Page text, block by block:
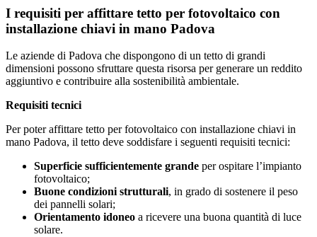
I requisiti per affittare tetto per fotovoltaico con
installazione chiavi in mano Padova
Le aziende di Padova che dispongono di un tetto di grandi
dimensioni possono sfruttare questa risorsa per generare un reddito
aggiuntivo e contribuire alla sostenibilità ambientale.
Requisiti tecnici
Per poter affittare tetto per fotovoltaico con installazione chiavi in
mano Padova, il tetto deve soddisfare i seguenti requisiti tecnici:
Superficie sufficientemente grande per ospitare l’impianto
fotovoltaico;
Buone condizioni strutturali, in grado di sostenere il peso
dei pannelli solari;
Orientamento idoneo a ricevere una buona quantità di luce
solare.